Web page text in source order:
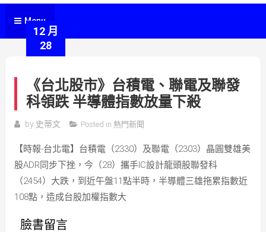
Menu
12 月
28
《台北股市》台積電、聯電及聯發
科領跌 半導體指數放量下殺
by 史蒂文 Posted in 熱門新聞
【時報-台北電】台積電（2330）及聯電（2303）晶圓雙雄美
股ADR同步下挫，今（28）攜手IC設計龍頭股聯發科
（2454）大跌，到近午盤11點半時，半導體三雄拖累指數近
108點，造成台股加權指數大
臉書留言